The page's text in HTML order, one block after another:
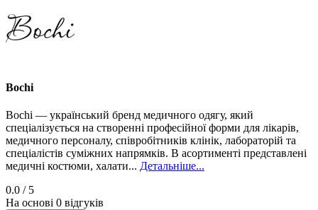
Bochi
Bochi — український бренд медичного одягу, який
спеціалізується на створенні професійної форми для лікарів,
медичного персоналу, співробітників клінік, лабораторій та
спеціалістів суміжних напрямків. В асортименті представлені
медичні костюми, халати... Детальніше...
0.0 / 5
На основі 0 відгуків